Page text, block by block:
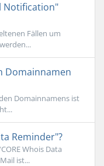
Notification"
Fällen um
Domainnamen
Domainnamens ist
Reminder"?
Whois Data
ist...